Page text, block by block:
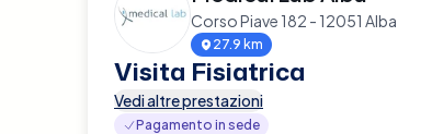
Corso Piave 182 - 12051 Alba
27.9 km
Visita Fisiatrica
Vedi altre prestazioni
Pagamento in sede